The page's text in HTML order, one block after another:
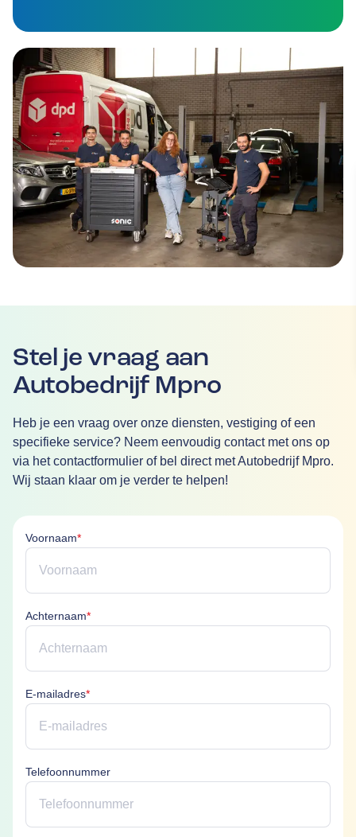
Stel je vraag aan
Autobedrijf Mpro
Heb je een vraag over onze diensten, vestiging of een
specifieke service? Neem eenvoudig contact met ons op
via het contactformulier of bel direct met Autobedrijf Mpro.
Wij staan klaar om je verder te helpen!
Voornaam*Voornaam is verplicht
Achternaam*Achternaam is verplicht
E-mailadres*E-mailadres is verplicht
Telefoonnummer